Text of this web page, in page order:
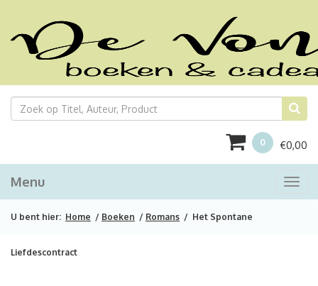
0 €0,00
Menu
U bent hier: Home / Boeken / Romans / Het Spontane
Liefdescontract